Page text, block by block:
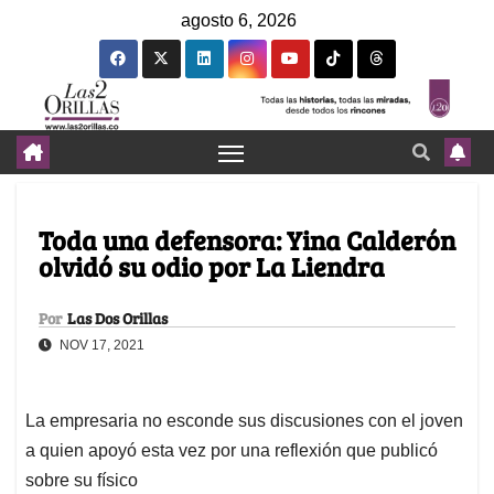
agosto 6, 2026
Toda una defensora: Yina Calderón
olvidó su odio por La Liendra
Por Las Dos Orillas
NOV 17, 2021
La empresaria no esconde sus discusiones con el joven
a quien apoyó esta vez por una reflexión que publicó
sobre su físico